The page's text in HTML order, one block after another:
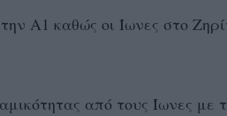
Α1 καθώς οι Ίωνες στο
από τους Ίωνες με